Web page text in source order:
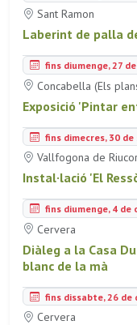
Sant Ramon
Laberint de palla
fins diumenge, 27
Concabella (Els
Exposició 'Pintar
fins dimecres, 30
Vallfogona de
Instal·lació 'El
fins diumenge, 4 de
Cervera
Diàleg a la Casa
blanc de la mà
fins dissabte, 26 de
Cervera